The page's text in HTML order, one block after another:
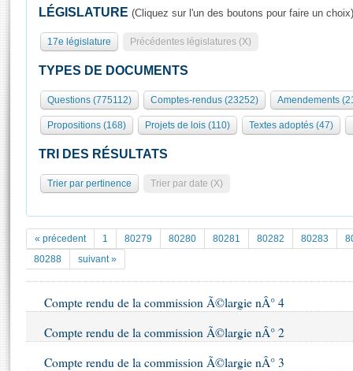
Présidence
577 députés
Groupes politiques
Séance publique
Commissions et autres organes
Europe et International
Pétitions
Documents parlementaires
Projets de loi
Propositions de loi
Textes adoptés
Rôle et pouvoirs de l'Assemblée
Organisation de l'Assemblée
Présidence Conférence des Présidents Bureau Collège des
Statistiques et chiffres clés
Documents de référence
( Constitution | Règlement de l'Assemblée ... )
Histoire
Juniors
Anciennes législatures
Visiter l'Assemblée
Visite virtuelle du palais Bourbon
Assister à une séance
La Bibliothèque
Les archives
LÉGISLATURE (Cliquez sur l'un des boutons pour faire un choix)
17e législature Précédentes législatures (X)
TYPES DE DOCUMENTS
Questions (775112) Comptes-rendus (23252) Amendements
Propositions (168) Projets de lois (110) Textes adoptés (47)
TRI DES RÉSULTATS
Trier par pertinence Trier par date (X)
« précedent 1 80279 80280 80281 80282 80283
80288
suivant »
Compte rendu de la commission Ã©largie nÂ° 4
Compte rendu de la commission Ã©largie nÂ° 2
Compte rendu de la commission Ã©largie nÂ° 3